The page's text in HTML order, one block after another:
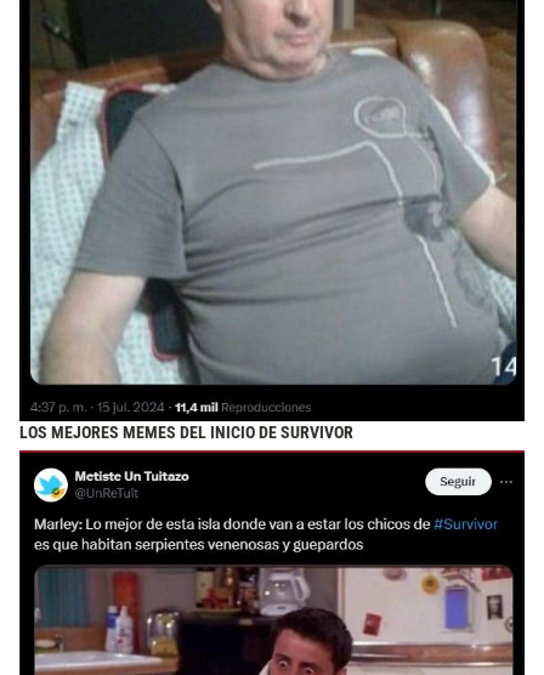
LOS MEJORES MEMES DEL INICIO DE SURVIVOR